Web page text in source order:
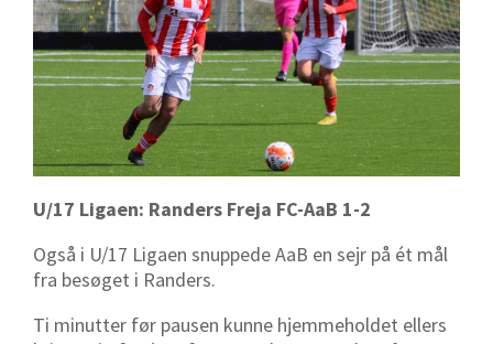
U/17 Ligaen: Randers Freja FC-AaB 1-2
Også i U/17 Ligaen snuppede AaB en sejr på ét mål
fra besøget i Randers.
Ti minutter før pausen kunne hjemmeholdet ellers